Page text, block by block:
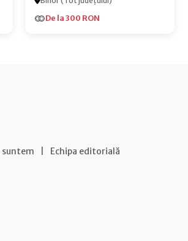
De la 300 RON
suntem Echipa editorială